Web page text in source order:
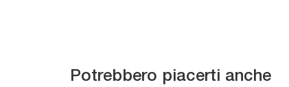
Potrebbero piacerti anche